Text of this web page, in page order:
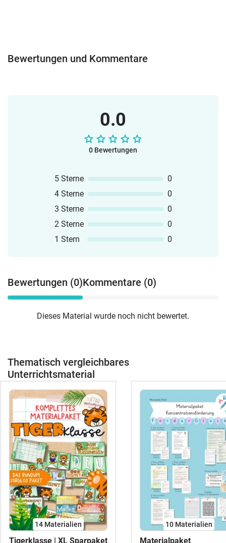
Bewertungen und Kommentare
0.0
0 Bewertungen
5 Sterne
0
4 Sterne
0
3 Sterne
0
2 Sterne
0
1 Stern
0
Bewertungen (0)Kommentare (0)
Dieses Material wurde noch nicht bewertet.
Thematisch vergleichbares
Unterrichtsmaterial
14 Materialien
Tigerklasse | XL Sparpaket
10 Materialien
Materialpaket